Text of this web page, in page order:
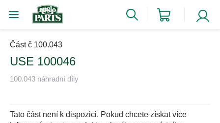
Část č 100.043
USE 100046
100.043 náhradní díly
Tato část není k dispozici. Pokud chcete získat více